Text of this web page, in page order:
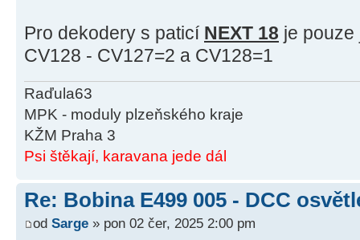
Pro dekodery s paticí NEXT 18 je pouze
CV128 - CV127=2 a CV128=1
Raďula63
MPK - moduly plzeňského kraje
KŽM Praha 3
Psi štěkají, karavana jede dál
Re: Bobina E499 005 - DCC
od Sarge » pon 02 čer, 2025 2:00 pm